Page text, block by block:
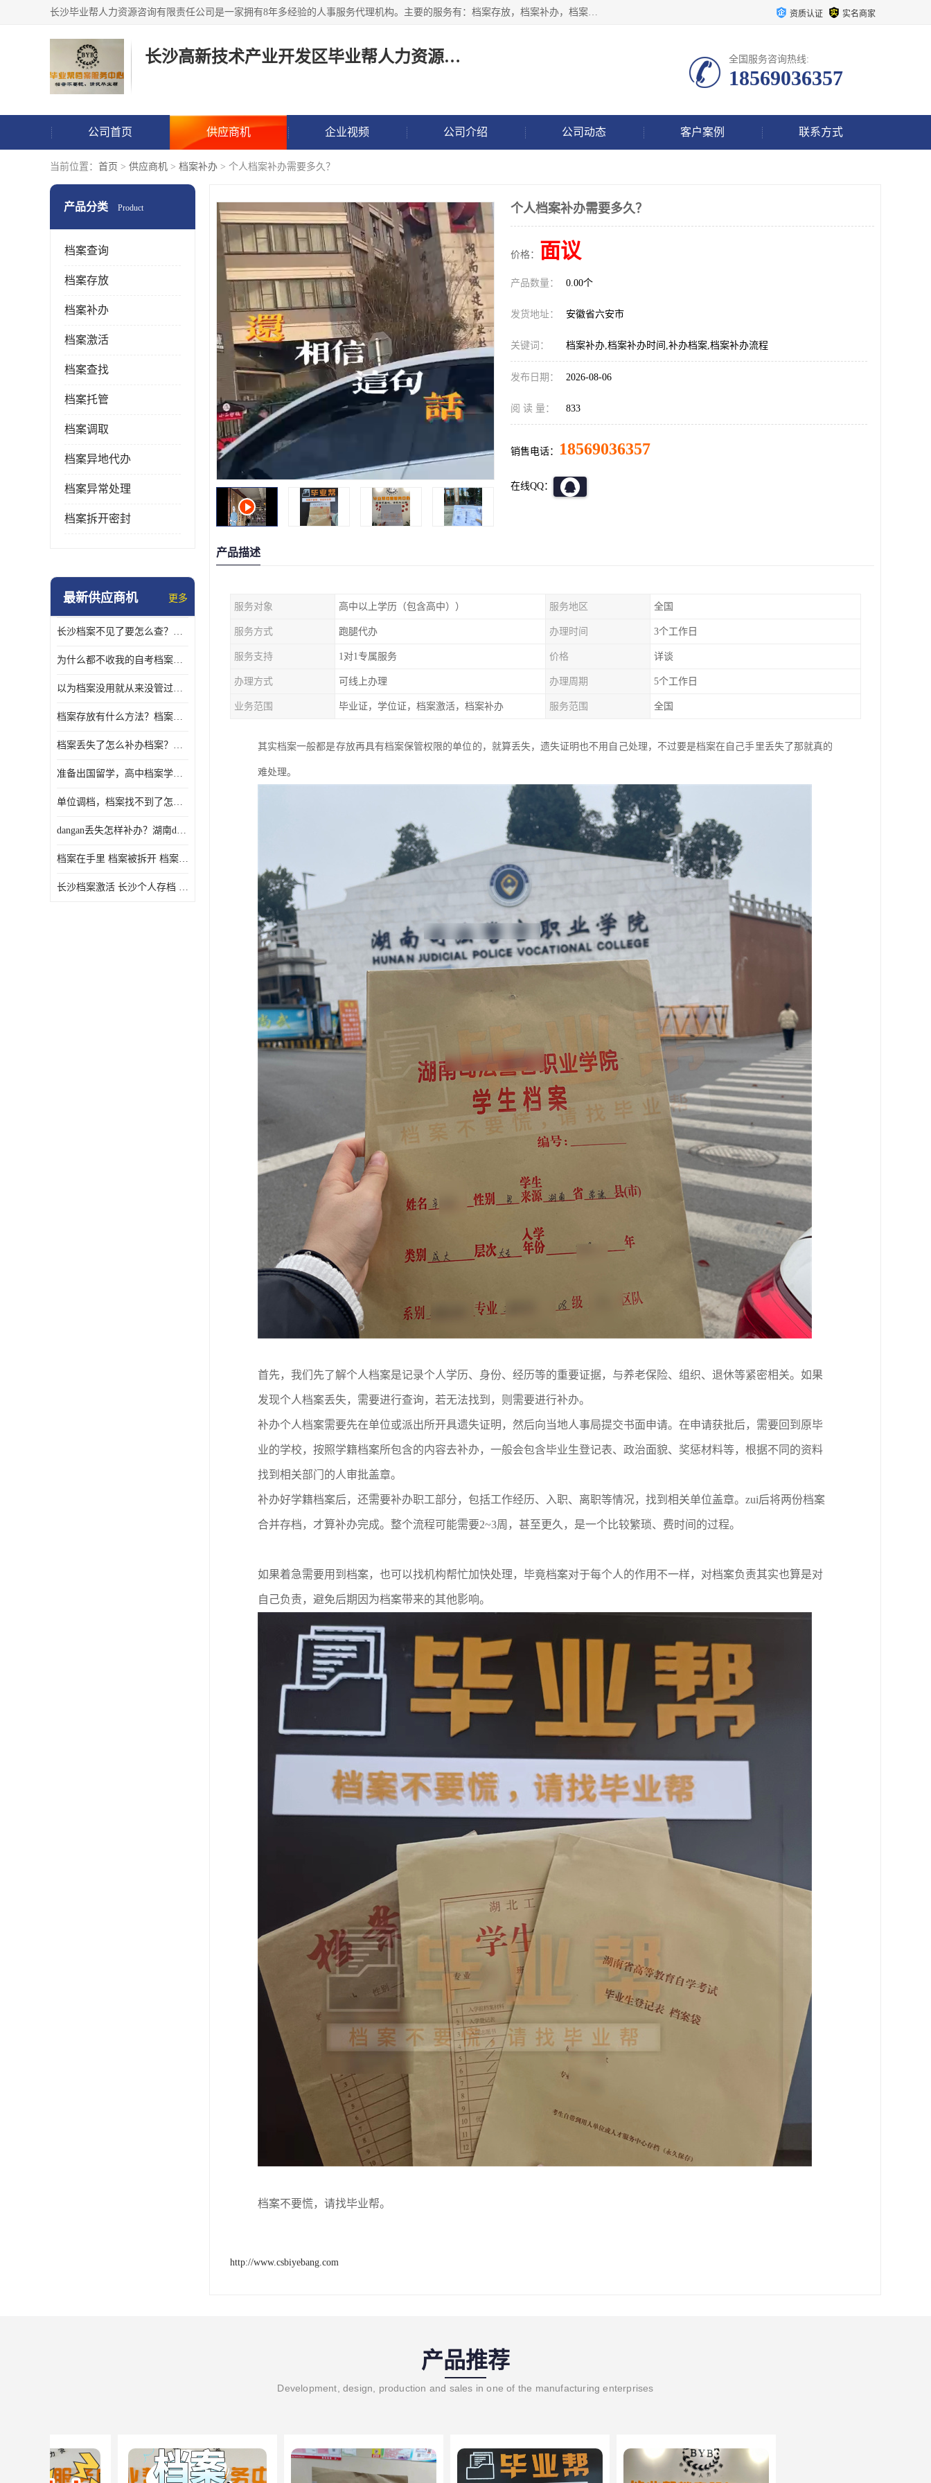
长沙毕业帮人力资源咨询有限责任公司是一家拥有8年多经验的人事服务代理机构。主要的服务有：档案存放，档案补办，档案激活，档案查询，档案查找，档案托管，档案调取，档案异地代办，档案异常处理 等；提供毕业档案处理、人事档案服务、商务代理代办、个人档案等服务，同时办事过程全程与客户沟通，确保真实、安全、可靠！ 资质认证 实名商家
长沙高新技术产业开发区毕业帮人力资源咨询有限责任公司 全国服务咨询热线:
18569036357
公司首页 供应商机 企业视频 公司介绍 公司动态 客户案例 联系方式
当前位置： 首页 > 供应商机 > 档案补办 > 个人档案补办需要多久？
产品分类 Product
档案查询
档案存放
档案补办
档案激活
档案查找
档案托管
档案调取
档案异地代办
档案异常处理
档案拆开密封
最新供应商机 更多
长沙档案不见了要怎么查？档案查询 档案补办
为什么都不收我的自考档案？自考档案怎么存档？
以为档案没用就从来没管过，现在要用档案该怎么办？
档案存放有什么方法？档案在手里为什么不能用
档案丢失了怎么补办档案？湖南档案补办 档案补办方法
准备出国留学，高中档案学校发给我了怎么办？
单位调档，档案找不到了怎么办？
dangan丢失怎样补办？湖南dangan丢失补办流程介绍！
档案在手里 档案被拆开 档案补办 档案问题一站式服务
长沙档案激活 长沙个人存档 长沙档案存档
个人档案补办需要多久？
价格： 面议
产品数量： 0.00个
发货地址： 安徽省六安市
关键词： 档案补办,档案补办时间,补办档案,档案补办流程
发布日期： 2026-08-06
阅 读 量： 833
销售电话： 18569036357
在线QQ：
产品描述
服务对象 高中以上学历（包含高中）） 服务地区 全国
服务方式 跑腿代办 办理时间 3个工作日
服务支持 1对1专属服务 价格 详谈
办理方式 可线上办理 办理周期 5个工作日
业务范围 毕业证，学位证，档案激活，档案补办 服务范围 全国
其实档案一般都是存放再具有档案保管权限的单位的，就算丢失，遗失证明也不用自己处理，不过要是档案在自己手里丢失了那就真的
难处理。
首先，我们先了解个人档案是记录个人学历、身份、经历等的重要证据，与养老保险、组织、退休等紧密相关。如果
发现个人档案丢失，需要进行查询，若无法找到，则需要进行补办。
补办个人档案需要先在单位或派出所开具遗失证明，然后向当地人事局提交书面申请。在申请获批后，需要回到原毕
业的学校，按照学籍档案所包含的内容去补办，一般会包含毕业生登记表、政治面貌、奖惩材料等，根据不同的资料
找到相关部门的人审批盖章。
补办好学籍档案后，还需要补办职工部分，包括工作经历、入职、离职等情况，找到相关单位盖章。zui后将两份档案
合并存档，才算补办完成。整个流程可能需要2~3周，甚至更久，是一个比较繁琐、费时间的过程。
如果着急需要用到档案，也可以找机构帮忙加快处理，毕竟档案对于每个人的作用不一样，对档案负责其实也算是对
自己负责，避免后期因为档案带来的其他影响。
档案不要慌，请找毕业帮。
http://www.csbiyebang.com
产品推荐
Development, design, production and sales in one of the manufacturing enterprises